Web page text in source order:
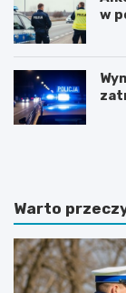
w
Z
n
y
w
z
r
Z
s
k
o
t
u
Warto